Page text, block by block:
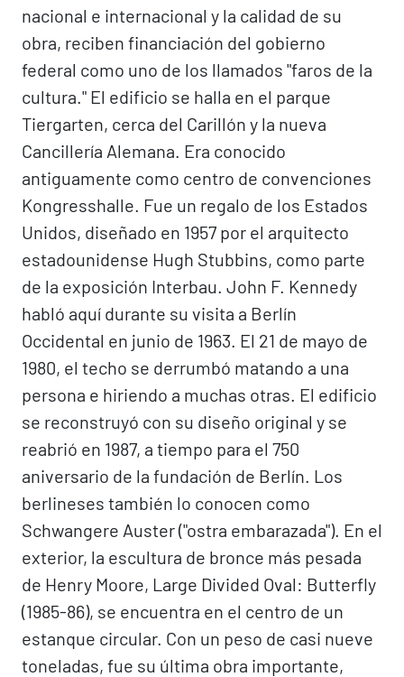
nacional e internacional y la calidad de su
obra, reciben financiación del gobierno
federal como uno de los llamados "faros de la
cultura." El edificio se halla en el parque
Tiergarten, cerca del Carillón y la nueva
Cancillería Alemana. Era conocido
antiguamente como centro de convenciones
Kongresshalle. Fue un regalo de los Estados
Unidos, diseñado en 1957 por el arquitecto
estadounidense Hugh Stubbins, como parte
de la exposición Interbau. John F. Kennedy
habló aquí durante su visita a Berlín
Occidental en junio de 1963. El 21 de mayo de
1980, el techo se derrumbó matando a una
persona e hiriendo a muchas otras. El edificio
se reconstruyó con su diseño original y se
reabrió en 1987, a tiempo para el 750
aniversario de la fundación de Berlín. Los
berlineses también lo conocen como
Schwangere Auster ("ostra embarazada"). En el
exterior, la escultura de bronce más pesada
de Henry Moore, Large Divided Oval: Butterfly
(1985-86), se encuentra en el centro de un
estanque circular. Con un peso de casi nueve
toneladas, fue su última obra importante,